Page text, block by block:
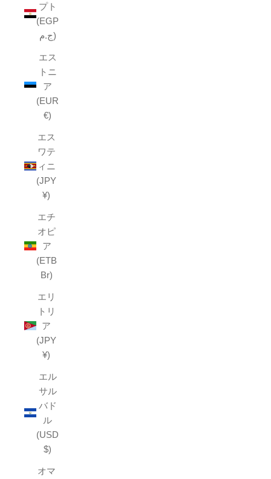
プト
(EGP
ج.م)
エス
トニ
ア
(EUR
€)
エス
ワテ
ィニ
(JPY
¥)
エチ
オピ
ア
(ETB
Br)
エリ
トリ
ア
(JPY
¥)
エル
サル
バド
ル
(USD
$)
オマ